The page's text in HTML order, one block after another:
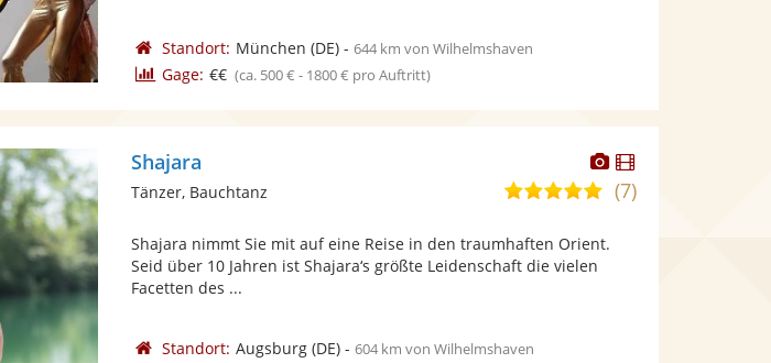
Standort: München (DE)- 644 km von Wilhelmshaven
Gage: €€ (ca. 500 € - 1800 € pro Auftritt)
Dieser
Künstler
stellt
Dieser
Künstler
Shajara
5,0
5
(7)
Tänzer, Bauchtanz
Shajara nimmt Sie mit auf eine Reise in den traumhaften Orient.
Seid über 10 Jahren ist Shajara‘s größte Leidenschaft die vielen
Facetten des ...
Standort: Augsburg(DE)- 604 km von Wilhelmshaven